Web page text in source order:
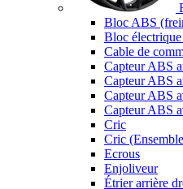
Bloc ABS
Bloc
Cable de
Capteur ABS
Capteur ABS
Capteur ABS
Capteur ABS
Cric
Cric
Ecrous
Enjoliveur
Étrier arrière